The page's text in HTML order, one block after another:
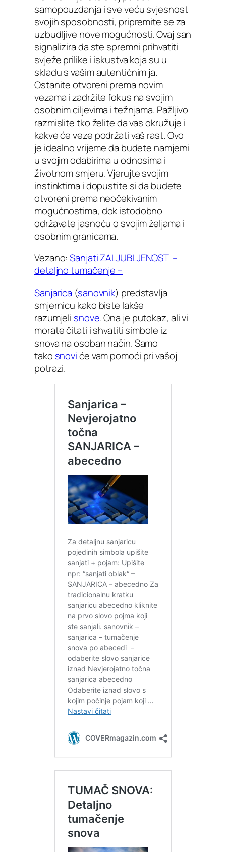
samopouzdanja i sve veću svjesnost
svojih sposobnosti, pripremite se za
uzbudljive nove mogućnosti. Ovaj san
signalizira da ste spremni prihvatiti
svježe prilike i iskustva koja su u
skladu s vašim autentičnim ja.
Ostanite otvoreni prema novim
vezama i zadržite fokus na svojim
osobnim ciljevima i težnjama. Pažljivo
razmislite tko želite da vas okružuje i
kakve će veze podržati vaš rast. Ovo
je idealno vrijeme da budete namjerni
u svojim odabirima u odnosima i
životnom smjeru. Vjerujte svojim
instinktima i dopustite si da budete
otvoreni prema neočekivanim
mogućnostima, dok istodobno
održavate jasnoću o svojim željama i
osobnim granicama.
Vezano:Sanjati ZALJUBLJENOST –
detaljno tumačenje –
Sanjarica (sanovnik) predstavlja
smjernicu kako biste lakše
razumjeli snove. Ona je putokaz, ali vi
morate čitati i shvatiti simbole iz
snova na osoban način. Samo
tako snoviće vam pomoći pri vašoj
potrazi.